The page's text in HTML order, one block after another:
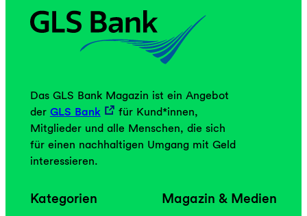
Das GLS Bank Magazin ist ein Angebot
der GLS Bank
für Kund*innen,
Mitglieder und alle Menschen, die sich
für einen nachhaltigen Umgang mit Geld
interessieren.
Kategorien Magazin & Medien